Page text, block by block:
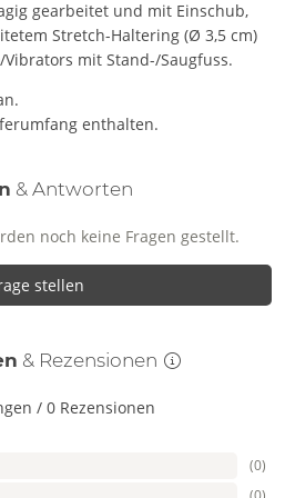
gearbeitet und mit Einschub,
Stretch-Haltering (Ø 3,5 cm)
mit Stand-/Saugfuss.
enthalten.
& Antworten
noch keine Fragen gestellt.
stellen
& Rezensionen
/ 0 Rezensionen
(0)